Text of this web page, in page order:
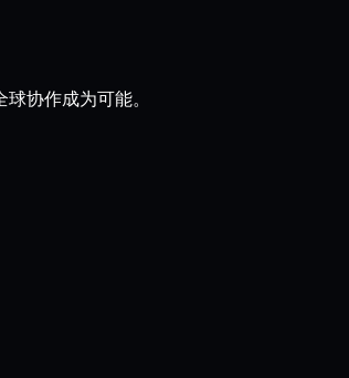
协作成为可能。